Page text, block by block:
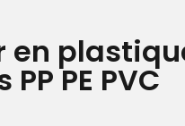
en
PE PVC